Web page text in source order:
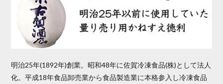
明治25年(1892年)創業。昭和48年に佐賀冷凍食品(株)として法人
化。平成18年食品卸売業から食品製造業に本格参入し冷凍食品